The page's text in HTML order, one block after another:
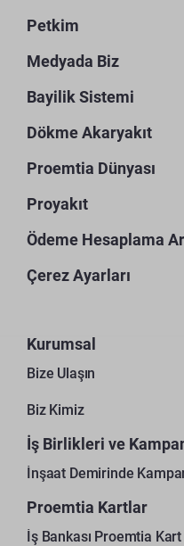
Petkim
Medyada Biz
Bayilik Sistemi
Dökme Akaryakıt
Proemtia Dünyası
Proyakıt
Ödeme Hesaplama
Çerez Ayarları
Kurumsal
Bize Ulaşın
Biz Kimiz
İş Birlikleri ve
İnşaat Demirinde
Proemtia Kartlar
İş Bankası Proemtia Kart